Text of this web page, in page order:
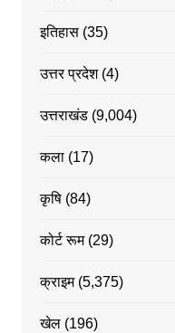
इतिहास(35)
उत्तर प्रदेश(4)
उत्तराखंड(9,004)
कला(17)
कृषि(84)
कोर्ट रूम(29)
क्राइम(5,375)
खेल(196)